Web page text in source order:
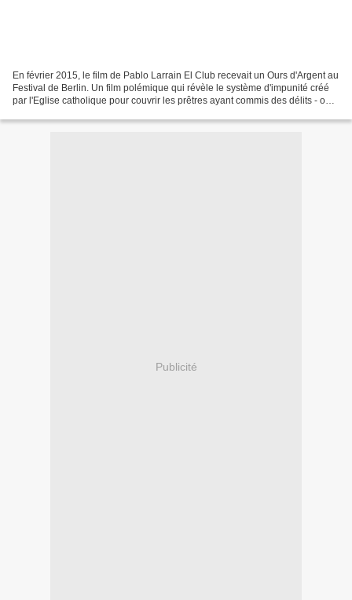
En février 2015, le film de Pablo Larrain El Club recevait un Ours d'Argent au
Festival de Berlin. Un film polémique qui révèle le système d'impunité créé
par l'Eglise catholique pour couvrir les prêtres ayant commis des délits - ou
Publicité